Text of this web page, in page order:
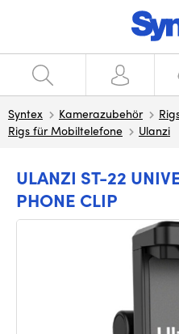
Syntex Kamerazubehör
Rigs für Mobiltelefone
Ulanzi
ULANZI ST-22
PHONE CLIP